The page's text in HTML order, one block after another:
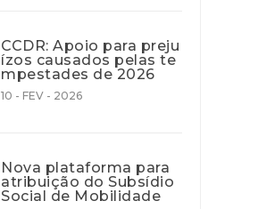
CCDR: Apoio para preju
ízos causados pelas te
mpestades de 2026
10 - FEV - 2026
Nova plataforma para
atribuição do Subsídio
Social de Mobilidade